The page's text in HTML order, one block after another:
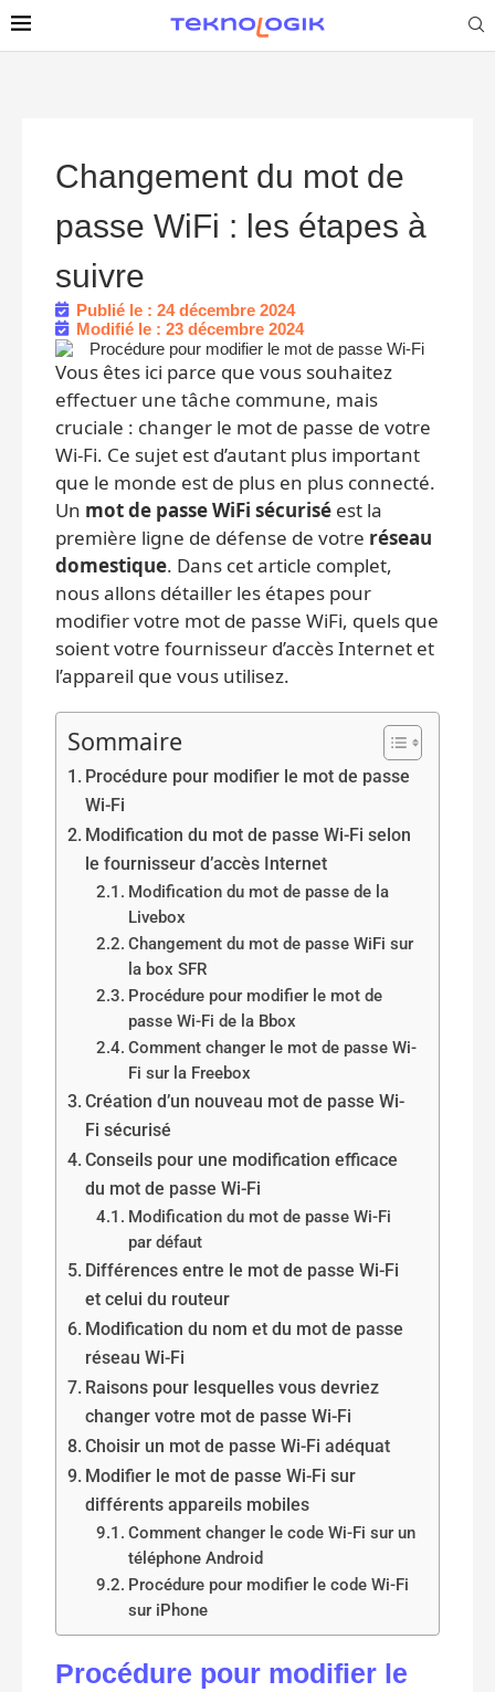
Changement du mot de
passe WiFi : les étapes à
suivre
Publié le : 24 décembre 2024
Modifié le : 23 décembre 2024
Vous êtes ici parce que vous souhaitez
effectuer une tâche commune, mais
cruciale : changer le mot de passe de votre
Wi-Fi. Ce sujet est d’autant plus important
que le monde est de plus en plus connecté.
Un mot de passe WiFi sécurisé est la
première ligne de défense de votre réseau
domestique. Dans cet article complet,
nous allons détailler les étapes pour
modifier votre mot de passe WiFi, quels que
soient votre fournisseur d’accès Internet et
l’appareil que vous utilisez.
Sommaire
Procédure pour modifier le mot de passe
Wi-Fi
Modification du mot de passe Wi-Fi selon
le fournisseur d’accès Internet
Modification du mot de passe de la
Livebox
Changement du mot de passe WiFi sur
la box SFR
Procédure pour modifier le mot de
passe Wi-Fi de la Bbox
Comment changer le mot de passe Wi-
Fi sur la Freebox
Création d’un nouveau mot de passe Wi-
Fi sécurisé
Conseils pour une modification efficace
du mot de passe Wi-Fi
Modification du mot de passe Wi-Fi
par défaut
Différences entre le mot de passe Wi-Fi
et celui du routeur
Modification du nom et du mot de passe
réseau Wi-Fi
Raisons pour lesquelles vous devriez
changer votre mot de passe Wi-Fi
Choisir un mot de passe Wi-Fi adéquat
Modifier le mot de passe Wi-Fi sur
différents appareils mobiles
Comment changer le code Wi-Fi sur un
téléphone Android
Procédure pour modifier le code Wi-Fi
sur iPhone
Procédure pour modifier le